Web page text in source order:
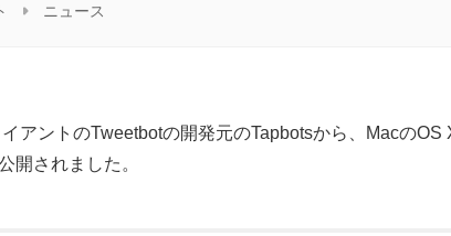
ニュース
アントのTweetbotの開発元のTapbotsから、Macの
開されました。